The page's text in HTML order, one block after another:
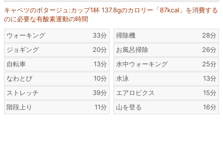
キャベツのポタージュ:カップ1杯 137.8gのカロリー「87kcal」を消費する
のに必要な有酸素運動の時間
ウォーキング
33分
ジョギング
20分
自転車
13分
なわとび
10分
ストレッチ
39分
階段上り
11分
掃除機
28分
お風呂掃除
26分
水中ウォーキング
25分
水泳
13分
エアロビクス
15分
山を登る
16分